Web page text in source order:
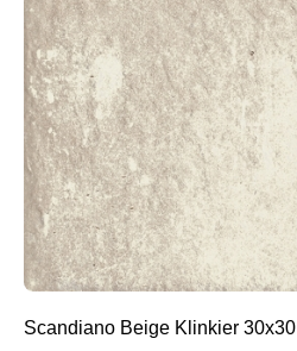
Scandiano Beige Klinkier 30x30